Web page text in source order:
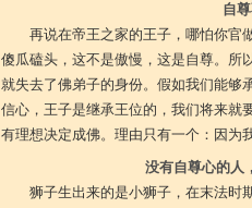
自
再说在帝王之家的王子，哪怕你官
傻瓜磕头，这不是傲慢，这是自尊。所
就失去了佛弟子的身份。假如我们能够
信心，王子是继承王位的，我们将来就
有理想决定成佛。理由只有一个：因为
没有自尊心的人
狮子生出来的是小狮子，在末法时